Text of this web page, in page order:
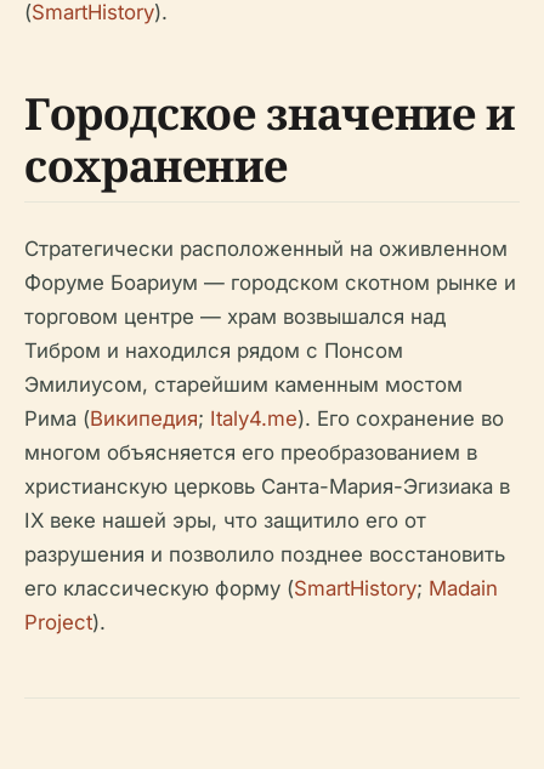
(SmartHistory).
Городское значение и
сохранение
Стратегически расположенный на оживленном
Форуме Боариум — городском скотном рынке и
торговом центре — храм возвышался над
Тибром и находился рядом с Понсом
Эмилиусом, старейшим каменным мостом
Рима (Википедия; Italy4.me). Его сохранение во
многом объясняется его преобразованием в
христианскую церковь Санта-Мария-Эгизиака в
IX веке нашей эры, что защитило его от
разрушения и позволило позднее восстановить
его классическую форму (SmartHistory; Madain
Project).